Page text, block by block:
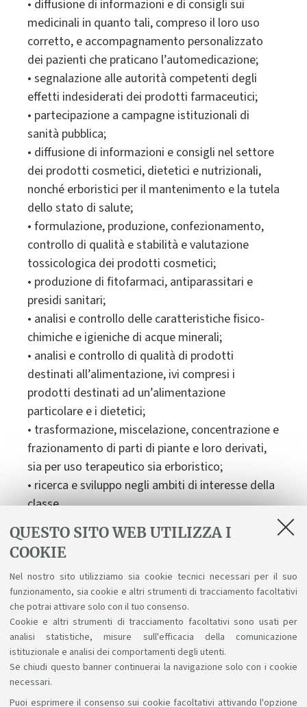
QUESTO SITO WEB UTILIZZA I
COOKIE
Nel nostro sito utilizziamo sia cookie tecnici necessari per il suo
funzionamento, sia cookie e altri strumenti di tracciamento facoltativi
che potrai attivare solo con il tuo consenso.
Cookie e altri strumenti di tracciamento facoltativi sono usati per
analisi statistiche, misure sull'efficacia della comunicazione
istituzionale e analisi dei comportamenti degli utenti.
Se chiudi questo banner continuerai la navigazione solo con i cookie
necessari.
Puoi esprimere il consenso sui cookie facoltativi attivando l'opzione
• diffusione di informazioni e di consigli sui
medicinali in quanto tali, compreso il loro uso
corretto, e accompagnamento personalizzato
dei pazienti che praticano l’automedicazione;
• segnalazione alle autorità competenti degli
effetti indesiderati dei prodotti farmaceutici;
• partecipazione a campagne istituzionali di
sanità pubblica;
• diffusione di informazioni e consigli nel settore
dei prodotti cosmetici, dietetici e nutrizionali,
nonché erboristici per il mantenimento e la tutela
dello stato di salute;
• formulazione, produzione, confezionamento,
controllo di qualità e stabilità e valutazione
tossicologica dei prodotti cosmetici;
• produzione di fitofarmaci, antiparassitari e
presidi sanitari;
• analisi e controllo delle caratteristiche fisico-
chimiche e igieniche di acque minerali;
• analisi e controllo di qualità di prodotti
destinati all’alimentazione, ivi compresi i
prodotti destinati ad un’alimentazione
particolare e i dietetici;
• trasformazione, miscelazione, concentrazione e
frazionamento di parti di piante e loro derivati,
sia per uso terapeutico sia erboristico;
• ricerca e sviluppo negli ambiti di interesse della
classe.
Dà accesso agli studi di terzo ciclo (Dottorato di
ricerca e Scuola di specializzazione) e master
universitario di secondo livello.